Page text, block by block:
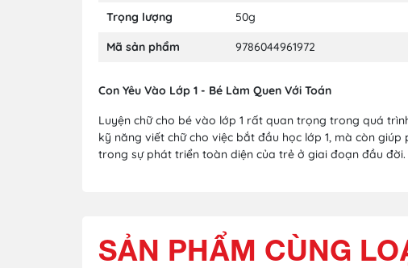
Trọng lượng 50g
Mã sản phẩm 9786044961972
Con Yêu Vào Lớp 1 - Bé Làm Quen Với Toán
Luyện chữ cho bé vào lớp 1 rất quan trọng trong quá
kỹ năng viết chữ cho việc bắt đầu học lớp 1, mà còn
trong sự phát triển toàn diện của trẻ ở giai đoạn đầu
SẢN PHẨM CÙNG